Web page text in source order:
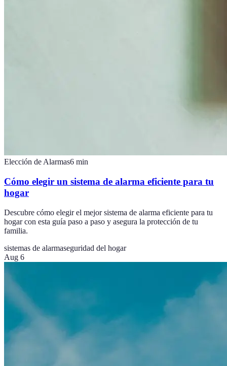
Elección de Alarmas6 min
Cómo elegir un sistema de alarma eficiente para tu
hogar
Descubre cómo elegir el mejor sistema de alarma eficiente para tu
hogar con esta guía paso a paso y asegura la protección de tu
familia.
sistemas de alarmaseguridad del hogar
Aug 6